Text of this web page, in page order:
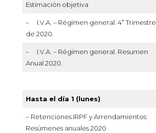
Estimación objetiva
– I.V.A. – Régimen general. 4ª Trimestre
de 2020.
– I.V.A. – Régimen general. Resumen
Anual 2020.
Hasta el día 1 (lunes)
– Retenciones IRPF y Arrendamientos:
Resúmenes anuales 2020